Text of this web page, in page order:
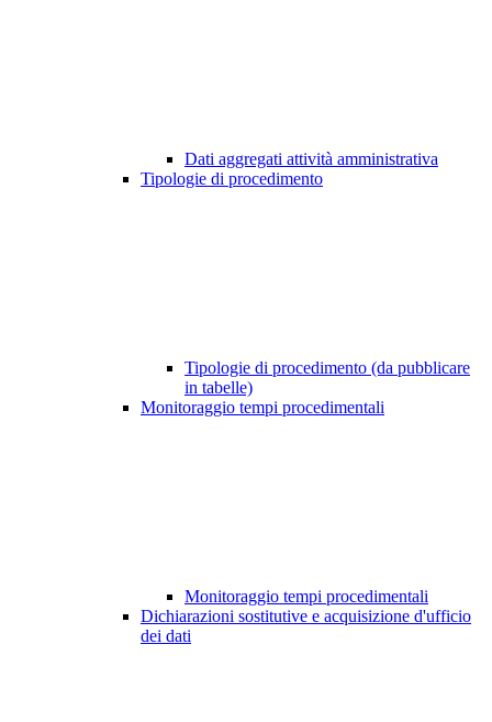
Dati aggregati attività amministrativa
Tipologie di procedimento
Tipologie di procedimento (da pubblicare
in tabelle)
Monitoraggio tempi procedimentali
Monitoraggio tempi procedimentali
Dichiarazioni sostitutive e acquisizione d'ufficio
dei dati